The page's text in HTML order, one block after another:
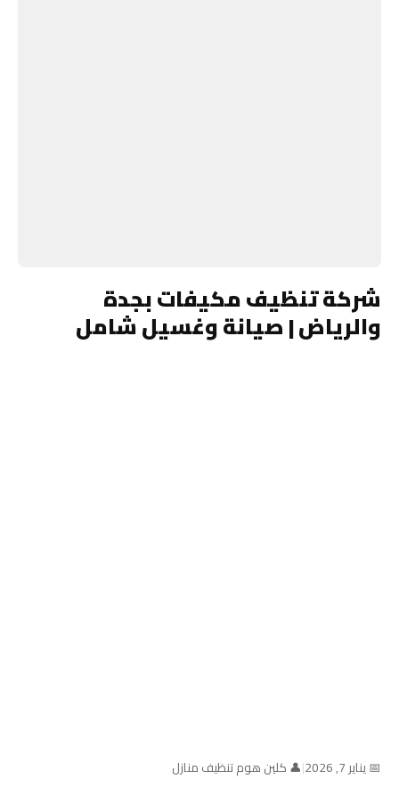
شركة تنظيف مكيفات بجدة
والرياض | صيانة وغسيل شامل
📅 يناير 7, 2026 |👤 كلين هوم تنظيف منازل